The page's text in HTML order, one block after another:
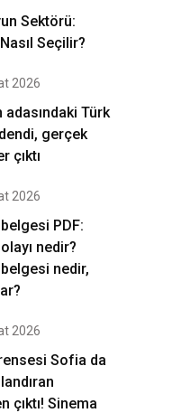
Sektörü:
Seçilir?
2026
adasındaki Türk
gerçek
çıktı
2026
PDF:
nedir?
nedir,
2026
Sofia da
çıktı! Sinema